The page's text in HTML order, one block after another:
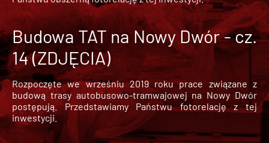
Budowa TAT na Nowy Dwór - cz.
14 (ZDJĘCIA)
Rozpoczęte we wrześniu 2019 roku prace związane z
budową trasy autobusowo-tramwajowej na Nowy Dwór
postępują. Przedstawiamy Państwu fotorelację z tej
inwestycji.